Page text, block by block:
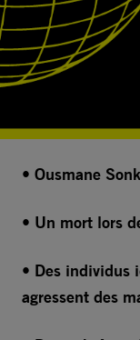
• Ousmane
• Un mort lors
• Des individus
agressent des